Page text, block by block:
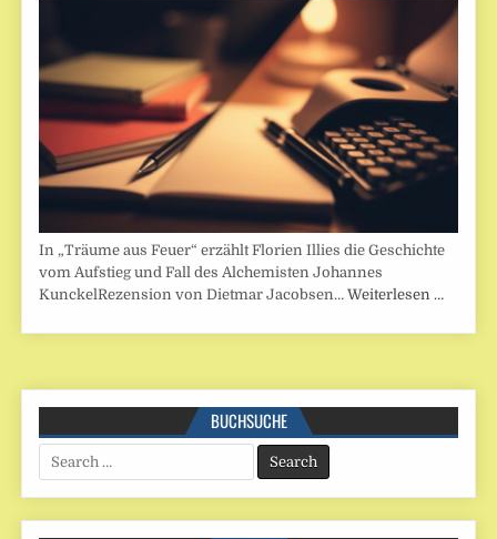
In „Träume aus Feuer“ erzählt Florien Illies die Geschichte
vom Aufstieg und Fall des Alchemisten Johannes
KunckelRezension von Dietmar Jacobsen…Weiterlesen …
BUCHSUCHE
Search
for: